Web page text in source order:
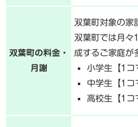
双葉町の料金・
月謝
双葉町対象の家
双葉町では月
成するご家庭が
小学生【1コ
中学生【1コ
高校生【1コ